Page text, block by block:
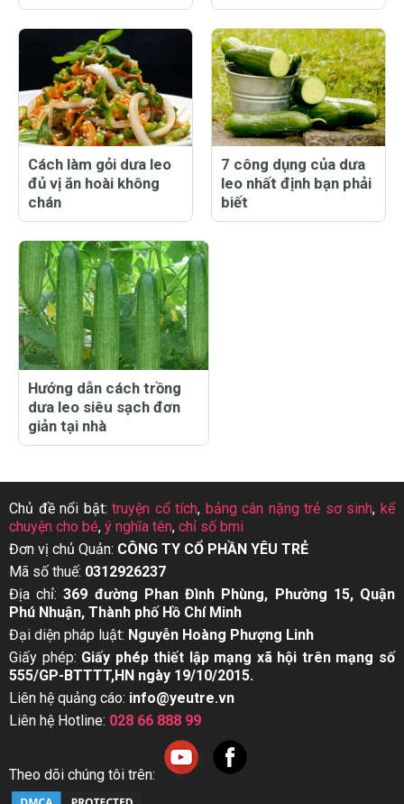
Cách làm gỏi dưa leo
đủ vị ăn hoài không
chán
7 công dụng của dưa
leo nhất định bạn phải
biết
Hướng dẫn cách trồng
dưa leo siêu sạch đơn
giản tại nhà
Chủ đề nổi bật:truyện cổ tích, bảng cân nặng trẻ sơ sinh,kể
chuyện cho bé, ý nghĩa tên, chỉ số bmi
Đơn vị chủ Quản: CÔNG TY CỔ PHẦN YÊU TRẺ
Mã số thuế: 0312926237
Địa chỉ:369 đường Phan Đình Phùng, Phường 15, Quận
Phú Nhuận, Thành phố Hồ Chí Minh
Đại diện pháp luật: Nguyễn Hoàng Phượng Linh
Giấy phép: Giấy phép thiết lập mạng xã hội trên mạng số
555/GP-BTTTT,HN ngày 19/10/2015.
Liên hệ quảng cáo: info@yeutre.vn
Liên hệ Hotline: 028 66 888 99
Theo dõi chúng tôi trên: